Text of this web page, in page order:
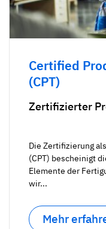
Certified
(CPT)
Zertifizierter
Die Zertifizierung
(CPT) bescheinigt
Elemente der
wir...
Mehr